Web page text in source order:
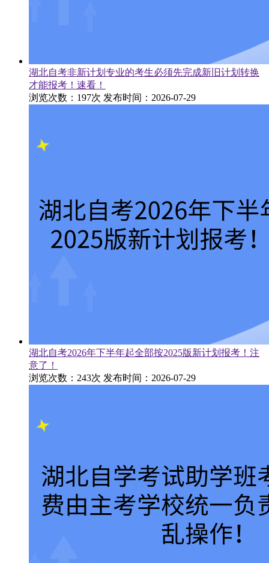
湖北自考非新计划专业的考生必须先完成新旧计划转换
才能报考！速看！
浏览次数：197次 发布时间：2026-07-29
湖北自考2026年下半年起全部按2025版新计划报考！注
意了！
浏览次数：243次 发布时间：2026-07-29